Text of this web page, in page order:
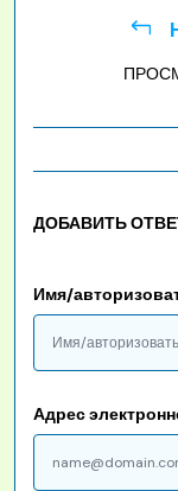
ДОБАВИТЬ
Имя/
Адрес